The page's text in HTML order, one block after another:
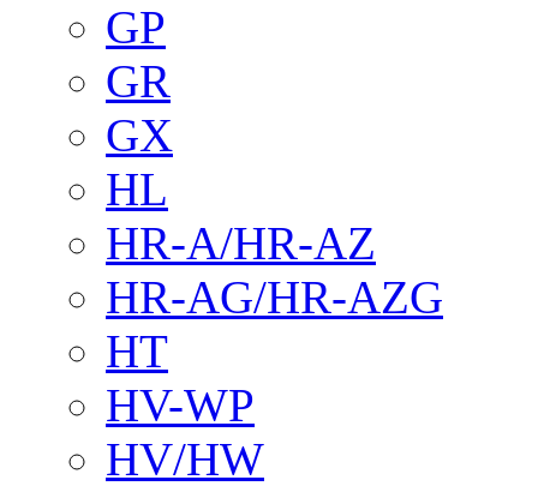
GP
GR
GX
HL
HR-A/HR-AZ
HR-AG/HR-AZG
HT
HV-WP
HV/HW